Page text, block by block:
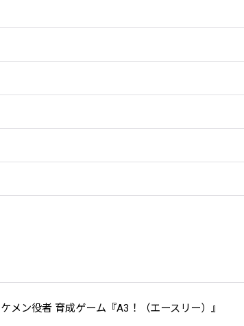
ン役者 育成ゲーム『A3！（エースリー）』